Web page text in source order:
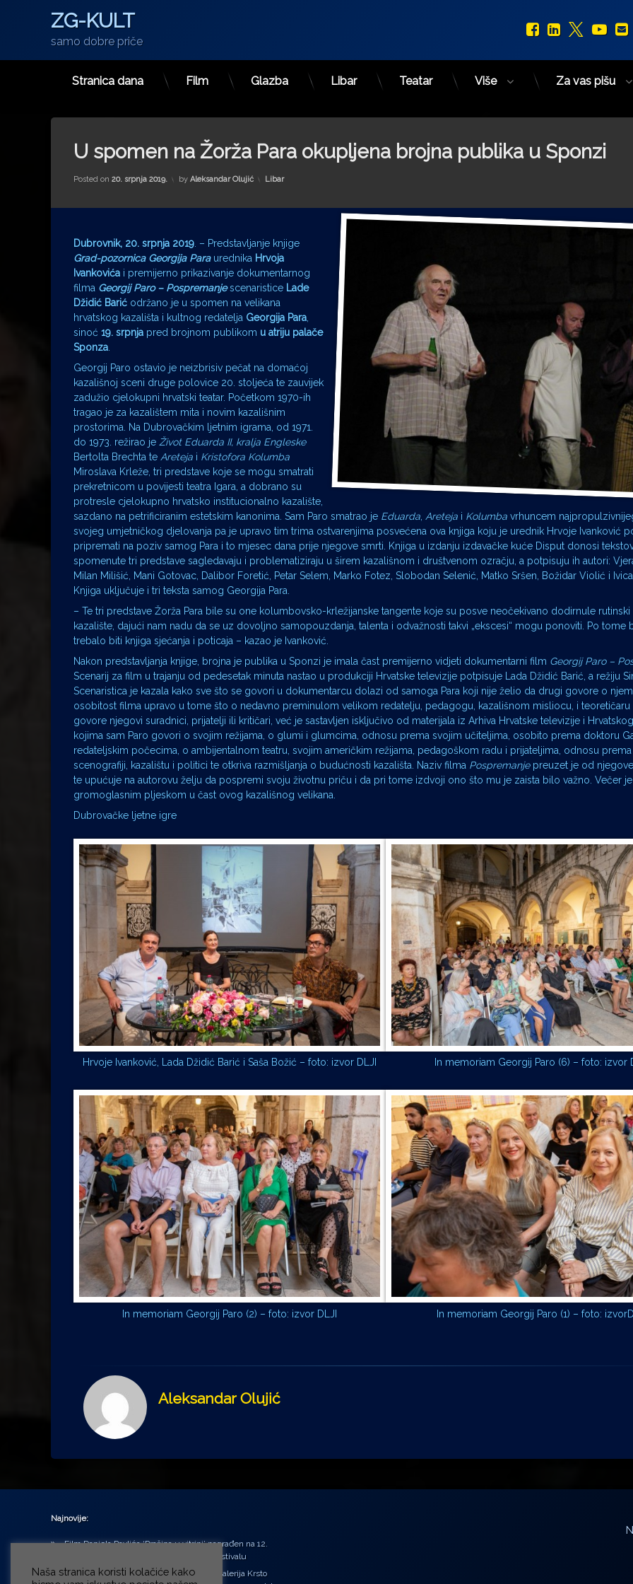
ZG-KULT
samo dobre priče
Facebook
LinkedIn
X.com
Stranica dana Film Glazba Libar Teatar Više Za vas pišu
U spomen na Žorža Para okupljena brojna publika u Sponzi
Posted on 20. srpnja 2019. by Aleksandar Olujić Kategorije:
Libar
Dubrovnik, 20. srpnja 2019 . – Predstavljanje knjige
Grad-pozornica Georgija Para urednika Hrvoja
Ivankovića i premijerno prikazivanje dokumentarnog
filma Georgij Paro – Pospremanjescenaristice Lade
Džidić Barić održano je u spomen na velikana
hrvatskog kazališta i kultnog redatelja Georgija Para
sinoć 19. srpnja pred brojnom publikom u atriju palače
Sponza
Georgij Paro ostavio je neizbrisiv pečat na domaćoj
kazališnoj sceni druge polovice 20. stoljeća te zauvijek
zadužio cjelokupni hrvatski teatar. Početkom 1970-ih
tragao je za kazalištem mita i novim kazališnim
prostorima. Na Dubrovačkim ljetnim igrama, od 1971.
do 1973. režirao je Život Eduarda II, kralja Engleske
Bertolta Brechta te Areteja i Kristofora Kolumba
Miroslava Krleže, tri predstave koje se mogu smatrati
prekretnicom u povijesti teatra Igara, a dobrano su
protresle cjelokupno hrvatsko institucionalno kazalište,
sazdano na petrificiranim estetskim kanonima. Sam Paro smatrao je Eduarda Areteja i Kolumba vrhuncem
svojeg umjetničkog djelovanja pa je upravo tim trima ostvarenjima posvećena ova knjiga koju je urednik Hrvoje Ivanković
pripremati na poziv samog Para i to mjesec dana prije njegove smrti. Knjiga u izdanju izdavačke kuće Disput donosi
spomenute tri predstave sagledavaju i problematiziraju u širem kazališnom i društvenom ozračju, a potpisuju ih autori:
Milan Milišić, Mani Gotovac, Dalibor Foretić, Petar Selem, Marko Fotez, Slobodan Selenić, Matko Sršen, Božidar Violić i
Knjiga uključuje i tri teksta samog Georgija Para.
– Te tri predstave Žorža Para bile su one kolumbovsko-krležijanske tangente koje su posve neočekivano dodirnule
kazalište, dajući nam nadu da se uz dovoljno samopouzdanja, talenta i odvažnosti takvi „ekscesi“ mogu ponoviti. Po tome
trebalo biti knjiga sjećanja i poticaja – kazao je Ivanković.
Nakon predstavljanja knjige, brojna je publika u Sponzi je imala čast premijerno vidjeti dokumentarni film Georgij Paro –
Scenarij za film u trajanju od pedesetak minuta nastao u produkciji Hrvatske televizije potpisuje Lada Džidić Barić, a režiju
Scenaristica je kazala kako sve što se govori u dokumentarcu dolazi od samoga Para koji nije želio da drugi govore o
osobitost filma upravo u tome što o nedavno preminulom velikom redatelju, pedagogu, kazališnom misliocu, i teoretičaru
govore njegovi suradnici, prijatelji ili kritičari, već je sastavljen isključivo od materijala iz Arhiva Hrvatske televizije i
kojima sam Paro govori o svojim režijama, o glumi i glumcima, odnosu prema svojim učiteljima, osobito prema doktoru
redateljskim počecima, o ambijentalnom teatru, svojim američkim režijama, pedagoškom radu i prijateljima, odnosu
scenografiji, kazalištu i politici te otkriva razmišljanja o budućnosti kazališta. Naziv filma Pospremanjepreuzet je od
te upućuje na autorovu želju da pospremi svoju životnu priču i da pri tome izdvoji ono što mu je zaista bilo važno. Večer
gromoglasnim pljeskom u čast ovog kazališnog velikana.
Dubrovačke ljetne igre
Hrvoje Ivanković, Lada Džidić Barić i Saša Božić – foto: izvor DLJI In memoriam Georgij Paro (6) – foto: izvor
In memoriam Georgij Paro (2) – foto: izvor DLJI In memoriam Georgij Paro (1) – foto:
Aleksandar Olujić
Najnovije:
Film Daniela Pavlića ‘Prašina u vitrini’ nagrađen na 12.
Green Montenegro International Film Festivalu
U središtu Petrinje otvorena obnovljena Galerija Krsto
Naša stranica koristi kolačiće kako